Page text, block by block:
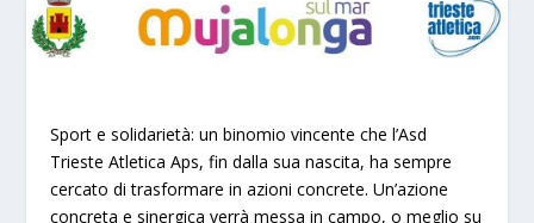
Sport e solidarietà: un binomio vincente che l’Asd
Trieste Atletica Aps, fin dalla sua nascita, ha sempre
cercato di trasformare in azioni concrete. Un’azione
concreta e sinergica verrà messa in campo, o meglio su